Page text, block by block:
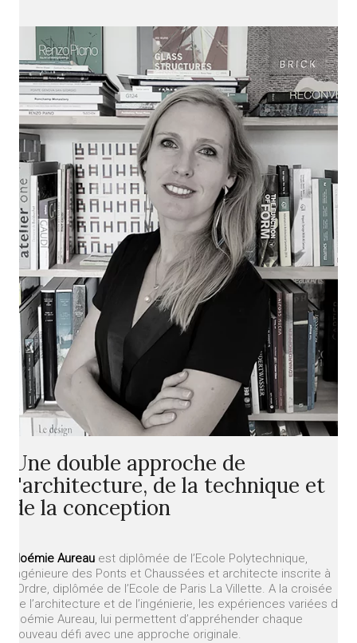
Une double approche de
l'architecture, de la technique et
de la conception
Noémie Aureau est diplômée de l’Ecole Polytechnique,
ingénieure des Ponts et Chaussées et architecte inscrite à
l’Ordre, diplômée de l’Ecole de Paris La Villette. A la croisée
de l’architecture et de l’ingénierie, les expériences variées de
Noémie Aureau, lui permettent d’appréhender chaque
nouveau défi avec une approche originale.